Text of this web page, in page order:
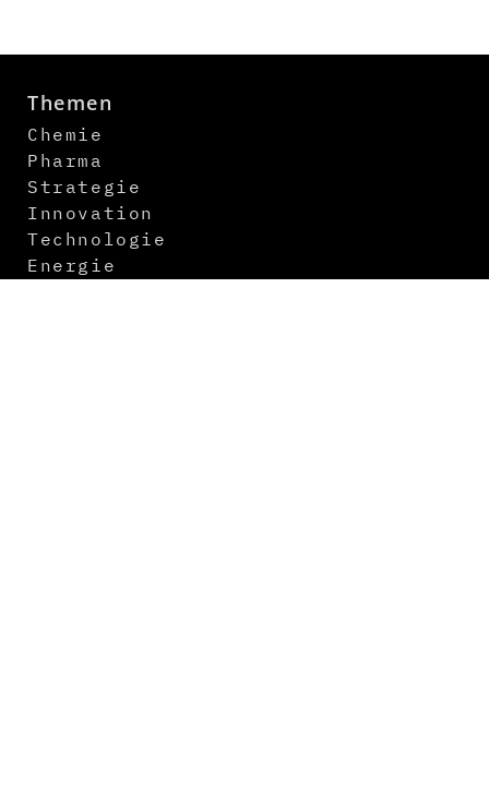
Themen
Chemie
Pharma
Strategie
Innovation
Technologie
Energie